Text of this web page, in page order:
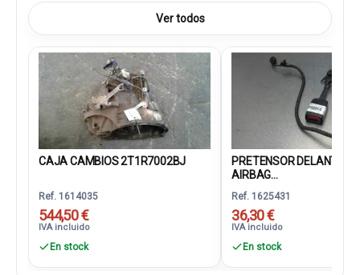
Ver todos
CAJA CAMBIOS 2T1R7002BJ
Ref. 1614035
544,50 €
IVA incluido
En stock
PRETENSOR DELANTERO
AIRBAG...
Ref. 1625431
36,30 €
IVA incluido
En stock